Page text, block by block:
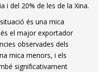
i del 20% de les de la Xina.
és una mica
el major exportador
observades dels
mica menors, i els
significativament